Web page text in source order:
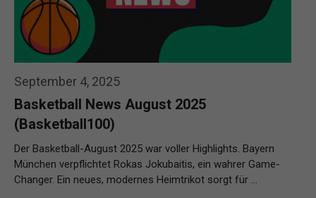
September 4, 2025
Basketball News August 2025
(Basketball100)
Der Basketball-August 2025 war voller Highlights. Bayern
München verpflichtet Rokas Jokubaitis, ein wahrer Game-
Changer. Ein neues, modernes Heimtrikot sorgt für …